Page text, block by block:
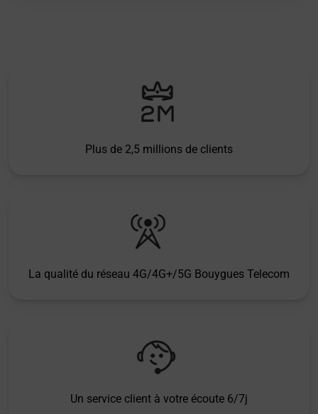
Plus de 2,5 millions de clients
La qualité du réseau 4G/4G+/5G Bouygues Telecom
Un service client à votre écoute 6/7j